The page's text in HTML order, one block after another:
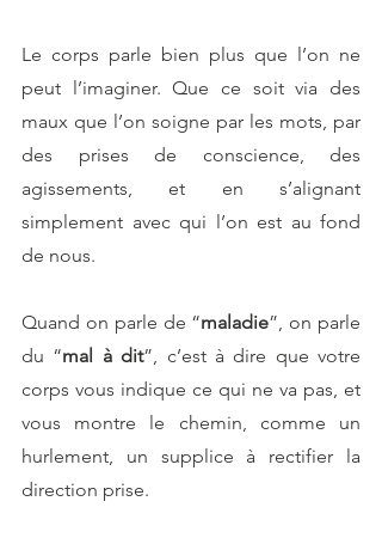
Le corps parle bien plus que l’on ne
peut l’imaginer. Que ce soit via des
maux que l’on soigne par les mots, par
des prises de conscience, des
agissements, et en s’alignant
simplement avec qui l’on est au fond
de nous.
Quand on parle de “maladie”, on parle
du “mal à dit”, c’est à dire que votre
corps vous indique ce qui ne va pas, et
vous montre le chemin, comme un
hurlement, un supplice à rectifier la
direction prise.